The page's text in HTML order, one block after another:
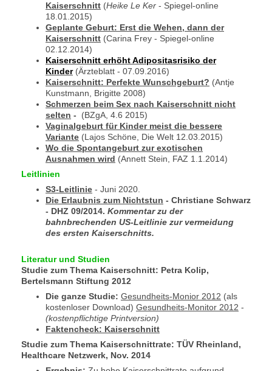
Kaiserschnitt (Heike Le Ker - Spiegel-online
18.01.2015)
Geplante Geburt: Erst die Wehen, dann der
Kaiserschnitt (Carina Frey - Spiegel-online
02.12.2014)
Kaiserschnitt erhöht Adipositasrisiko der
Kinder (Ärzteblatt - 07.09.2016)
Kaiserschnitt: Perfekte Wunschgeburt? (Antje
Kunstmann, Brigitte 2008)
Schmerzen beim Sex nach Kaiserschnitt nicht
selten -
(BZgA, 4.6 2015)
Vaginalgeburt für Kinder meist die bessere
Variante (Lajos Schöne, Die Welt 12.03.2015)
Wo die Spontangeburt zur exotischen
Ausnahmen wird (Annett Stein, FAZ 1.1.2014)
Leitlinien
S3-Leitlinie - Juni 2020.
Die Erlaubnis zum Nichtstun - Christiane Schwarz
- DHZ 09/2014. Kommentar zu der
bahnbrechenden US-Leitlinie zur vermeidung
des ersten Kaiserschnitts.
Literatur und Studien
Studie zum Thema Kaiserschnitt: Petra Kolip,
Bertelsmann Stiftung 2012
Die ganze Studie: Gesundheits-Monior 2012 (als
kostenloser Download) Gesundheits-Monitor 2012 -
(kostenpflichtige Printversion)
Faktencheck: Kaiserschnitt
Studie zum Thema Kaiserschnittrate: TÜV Rheinland,
Healthcare Netzwerk, Nov. 2014